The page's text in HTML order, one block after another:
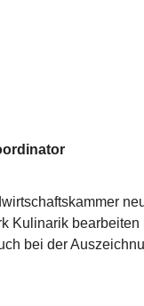
Kulinarik
bei der